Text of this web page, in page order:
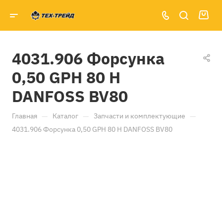
4031.906 Форсунка
0,50 GPH 80 H
DANFOSS BV80
Главная — Каталог — Запчасти и комплектующие —
4031.906 Форсунка 0,50 GPH 80 H DANFOSS BV80